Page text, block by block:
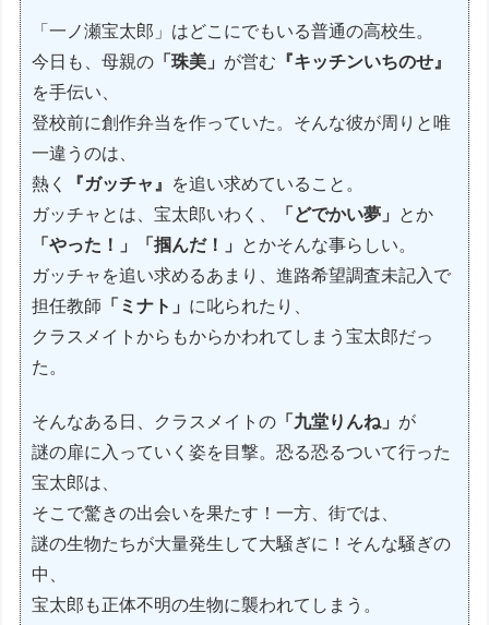
「一ノ瀬宝太郎」はどこにでもいる普通の高校生。
今日も、母親の 「珠美」 が営む 『キッチンいちのせ』
を手伝い、
登校前に創作弁当を作っていた。そんな彼が周りと唯
一違うのは、
熱く
『ガッチャ』
を追い求めていること。
ガッチャとは、宝太郎いわく、
「どでかい夢」
とか
「やった！」「掴んだ！」
とかそんな事らしい。
ガッチャを追い求めるあまり、進路希望調査未記入で
担任教師 「ミナト」 に叱られたり、
クラスメイトからもからかわれてしまう宝太郎だっ
た。
そんなある日、クラスメイトの 「九堂りんね」 が
謎の扉に入っていく姿を目撃。恐る恐るついて行った
宝太郎は、
そこで驚きの出会いを果たす！一方、街では、
謎の生物たちが大量発生して大騒ぎに！そんな騒ぎの
中、
宝太郎も正体不明の生物に襲われてしまう。